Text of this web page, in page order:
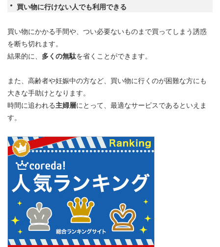
買い物に行けない人でも利用できる
買い物にかかる手間や、つい必要ないものまで買ってしまう誘惑
を断ち切れます。
結果的に、 多くの無駄を省くことができます。
また、高齢者や妊娠中の方など、買い物に行くのが困難な方にも
大きな手助けとなります。
時間に追われる主婦層にとって、最適なサービスであるといえま
す。